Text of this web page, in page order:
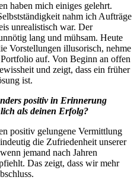
haben mich einiges gelehrt.
nahm ich Aufträge
unrealistisch war. Der
lang und mühsam. Heute
Vorstellungen illusorisch, nehme
auf. Von Beginn an offen
und zeigt, dass ein früher
ist.
positiv in Erinnerung
als deinen Erfolg?
positiv gelungene Vermittlung
die Zufriedenheit unserer
jemand nach Jahren
Das zeigt, dass wir mehr